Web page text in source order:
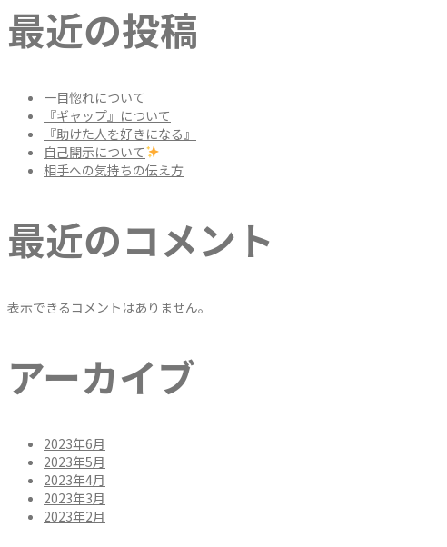
最近の投稿
一目惚れについて
『ギャップ』について
『助けた人を好きになる』
自己開示について
相手への気持ちの伝え方
最近のコメント
表示できるコメントはありません。
アーカイブ
2023年6月
2023年5月
2023年4月
2023年3月
2023年2月